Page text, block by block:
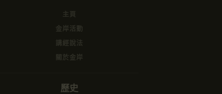
主頁
金岸活動
講經說法
關於金岸
歷史